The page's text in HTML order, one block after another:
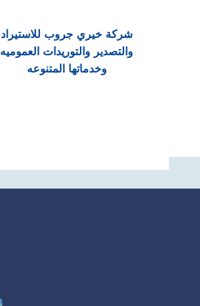
شركة خيري جروب للاستيراد
والتصدير والتوريدات العموميه
وخدماتها المتنوعه